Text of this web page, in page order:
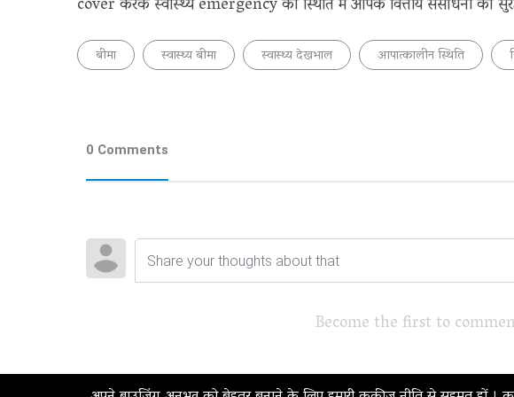
बीमा स्वास्थ्य बीमा स्वास्थ्य देखभाल आपात्कालीन स्थिति
0 Comments
Become the first to